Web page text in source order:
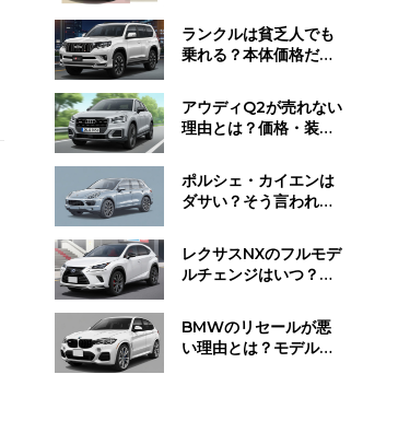
が与える影響とは
ランクルは貧乏人でも
乗れる？本体価格だけ
するために必要な覚悟
アウディQ2が売れない
理由とは？価格・装
てわかった"不人気の正
体"
ポルシェ・カイエンは
ダサい？そう言われる
る"デザイン評価のリア
ル
レクサスNXのフルモデ
ルチェンジはいつ？発
更・今買うべきかの判
断基準
BMWのリセールが悪
い理由とは？モデル別